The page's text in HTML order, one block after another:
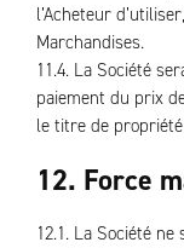
l’Acheteur
Marchandises.
11.4. La Société
paiement du prix
le titre de propriété
12. Force
12.1. La Société